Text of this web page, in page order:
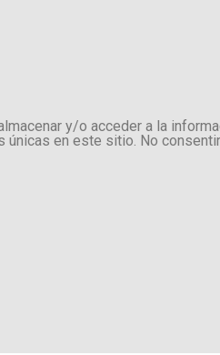
y/o acceder a la
en este sitio. No